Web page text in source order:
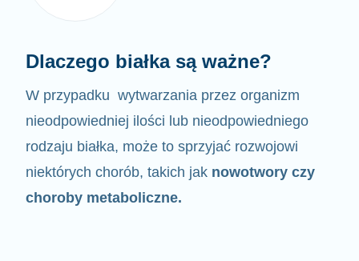
Dlaczego białka są ważne?
W przypadku wytwarzania przez organizm
nieodpowiedniej ilości lub nieodpowiedniego
rodzaju białka, może to sprzyjać rozwojowi
niektórych chorób, takich jak nowotwory czy
choroby metaboliczne.